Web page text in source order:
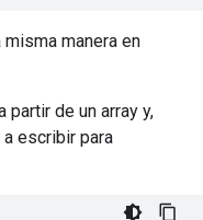
manera en
partir de un array y,
escribir para